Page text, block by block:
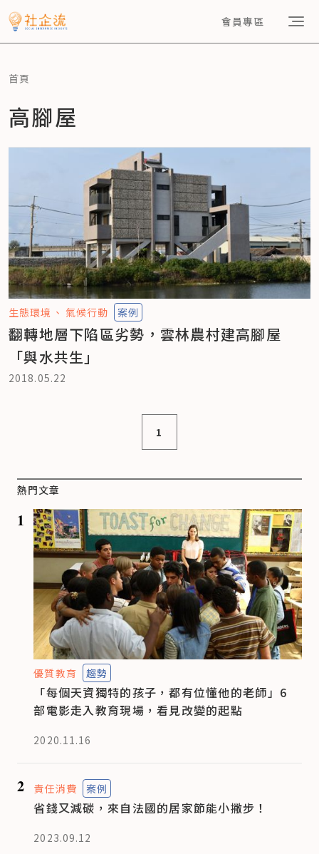
會員專區
首頁
高腳屋
生態環境 氣候行動 案例
翻轉地層下陷區劣勢，雲林農村建高腳屋
「與水共生」
2018.05.22
1
熱門文章
1
優質教育 趨勢
「每個天資獨特的孩子，都有位懂他的老師」6
部電影走入教育現場，看見改變的起點
2020.11.16
2 責任消費 案例
省錢又減碳，來自法國的居家節能小撇步！
2023.09.12